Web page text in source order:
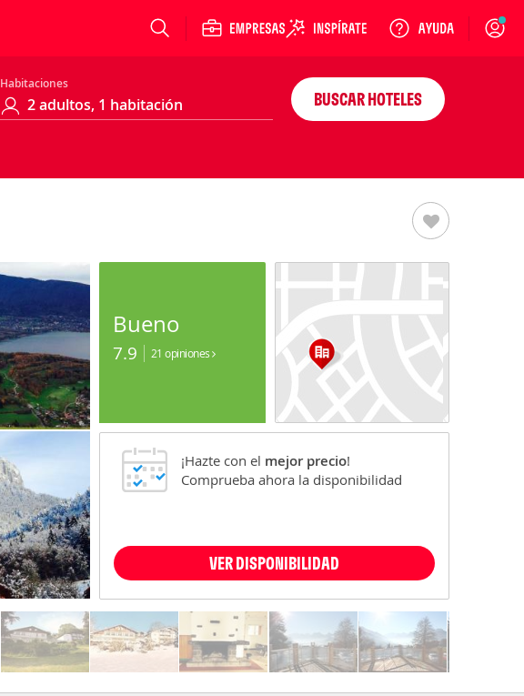
Login
Habitaciones
BUSCAR HOTELES
Bueno
7.9 21 opiniones
¡Hazte con el mejor precio!
Comprueba ahora la disponibilidad
VER DISPONIBILIDAD